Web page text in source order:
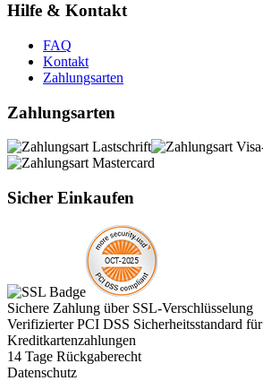
Hilfe & Kontakt
FAQ
Kontakt
Zahlungsarten
Zahlungsarten
Sicher Einkaufen
Sichere Zahlung über SSL-Verschlüsselung
Verifizierter PCI DSS Sicherheitsstandard für
Kreditkartenzahlungen
14 Tage Rückgaberecht
Datenschutz